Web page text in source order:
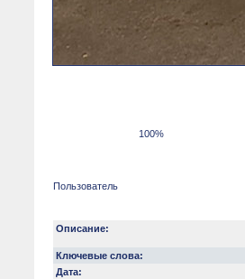
100%
Пользователь
Описание:
Ключевые слова:
Дата: